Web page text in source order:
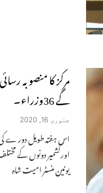
مرکز کا منصوبہ
گے 36وزراء۔
جنوری 16, 2020
اس ہفتہ طویل دور ے
اورکشمیر دونوں کے
یونین منسٹر امیت شاہ